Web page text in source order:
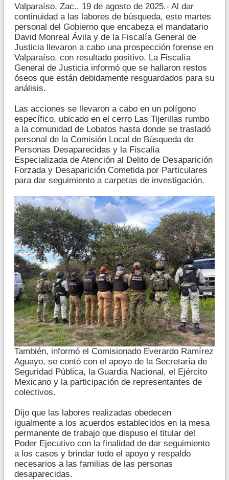
Valparaíso, Zac., 19 de agosto de 2025.- Al dar
continuidad a las labores de búsqueda, este martes
personal del Gobierno que encabeza el mandatario
David Monreal Ávila y de la Fiscalía General de
Justicia llevaron a cabo una prospección forense en
Valparaíso, con resultado positivo. La Fiscalía
General de Justicia informó que se hallaron restos
óseos que están debidamente resguardados para su
análisis.
Las acciones se llevaron a cabo en un polígono
específico, ubicado en el cerro Las Tijerillas rumbo
a la comunidad de Lobatos hasta donde se trasladó
personal de la Comisión Local de Búsqueda de
Personas Desaparecidas y la Fiscalía
Especializada de Atención al Delito de Desaparición
Forzada y Desaparición Cometida por Particulares
para dar seguimiento a carpetas de investigación.
También, informó el Comisionado Everardo Ramírez
Aguayo, se contó con el apoyo de la Secretaría de
Seguridad Pública, la Guardia Nacional, el Ejército
Mexicano y la participación de representantes de
colectivos.
Dijo que las labores realizadas obedecen
igualmente a los acuerdos establecidos en la mesa
permanente de trabajo que dispuso el titular del
Poder Ejecutivo con la finalidad de dar seguimiento
a los casos y brindar todo el apoyo y respaldo
necesarios a las familias de las personas
desaparecidas.